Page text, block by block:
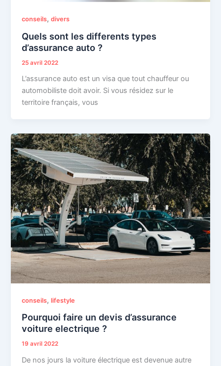
conseils,divers
Quels sont les differents types
d’assurance auto ?
25 avril 2022
L’assurance auto est un visa que tout chauffeur ou
automobiliste doit avoir. Si vous résidez sur le
territoire français, vous
conseils,lifestyle
Pourquoi faire un devis d’assurance
voiture electrique ?
19 avril 2022
De nos jours la voiture électrique est devenue autre